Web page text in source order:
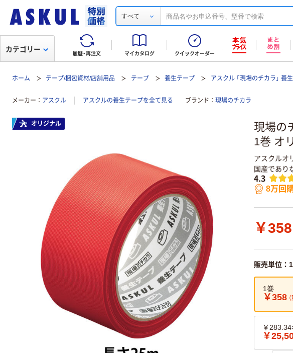
すべて
履歴・再注文 マイカタログ クイックオーダー
カテゴリー
ホーム テープ/梱包資材/店舗用品 テープ 養生テープ アスクル 「現場のチカラ」 養
メーカー アスクル アスクルの養生テープを全て見る ブランド 現場のチカラ
現場の
1巻 オ
アスクルオ
国産であり
4.3
8万回
￥358
販売単位：
1巻
￥358
￥
￥
オリジナル